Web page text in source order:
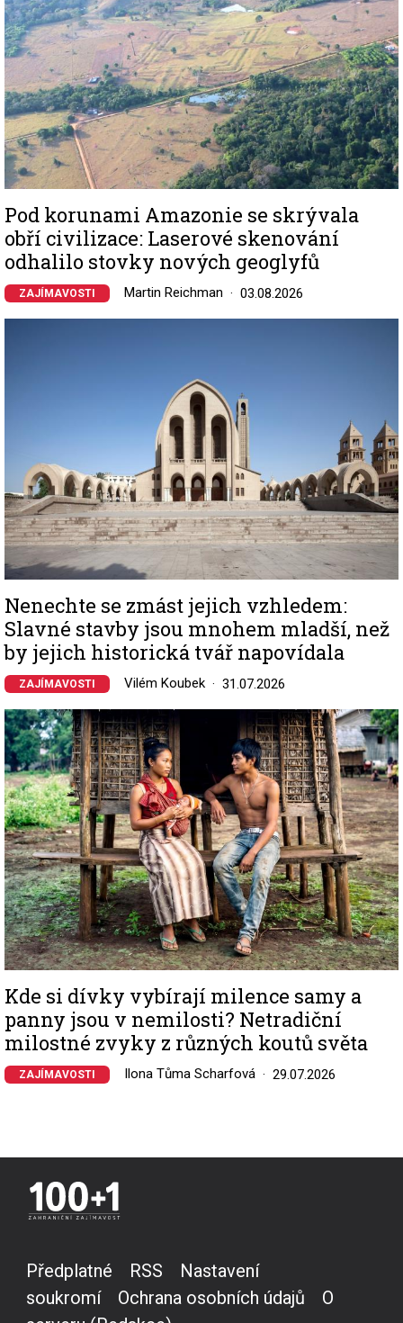
Pod korunami Amazonie se skrývala
obří civilizace: Laserové skenování
odhalilo stovky nových geoglyfů
ZAJÍMAVOSTI Martin Reichman 03.08.2026
Nenechte se zmást jejich vzhledem:
Slavné stavby jsou mnohem mladší, než
by jejich historická tvář napovídala
ZAJÍMAVOSTI Vilém Koubek 31.07.2026
Image
Kde si dívky vybírají milence samy a
panny jsou v nemilosti? Netradiční
milostné zvyky z různých koutů světa
ZAJÍMAVOSTI Ilona Tůma Scharfová 29.07.2026
Předplatné RSS
Nastavení
soukromí
Ochrana osobních údajů
O